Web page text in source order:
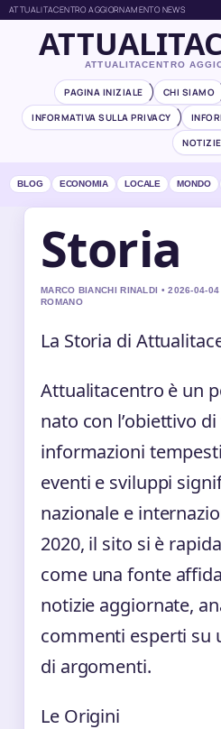
ATTUALITACENTRO AGGIORNAMENTO NEWS
ATTUALITACENTRO
PAGINA INIZIALE CHI SIAMO
INFORMATIVA SULLA PRIVACY
NOTIZIE
BLOG ECONOMIA LOCALE MONDO
Storia
MARCO BIANCHI RINALDI • 2026-04-
ROMANO
La Storia di
Attualitacentro è un
nato con l’obiettivo
informazioni
eventi e sviluppi
nazionale e
2020, il sito si è
come una fonte
notizie aggiornate,
commenti esperti su
di argomenti.
Le Origini